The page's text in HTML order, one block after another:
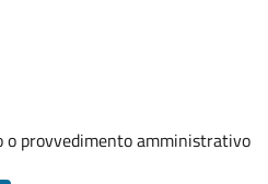
o provvedimento amministrativo